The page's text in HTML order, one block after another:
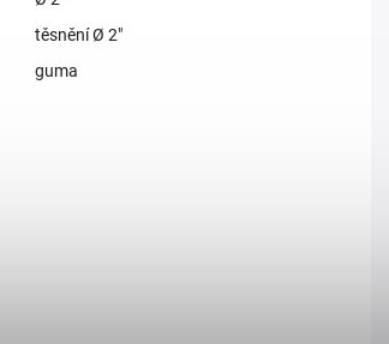
těsnění Ø 2"
guma